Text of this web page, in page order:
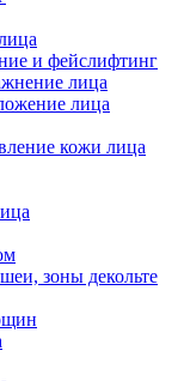
и фейслифтинг
лица
лица
кожи лица
зоны декольте